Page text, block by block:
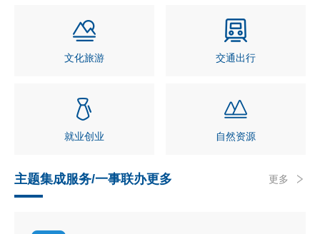
文化旅游 交通出行
就业创业 自然资源
主题集成服务/一事联办更多 更多